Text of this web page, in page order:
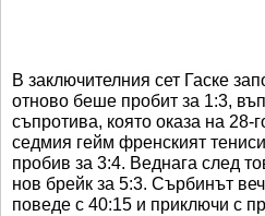
В заключителния сет Гаске
отново беше пробит за 1:3,
съпротива, която оказа на
седмия гейм френският
пробив за 3:4. Веднага след
нов брейк за 5:3. Сърбинът
поведе с 40:15 и приключи с